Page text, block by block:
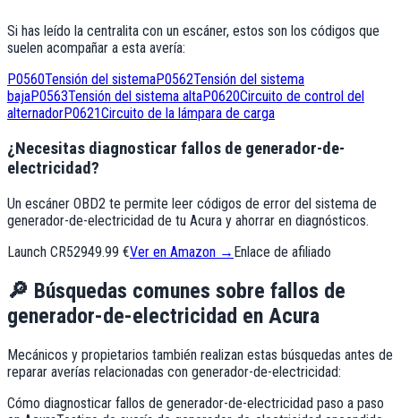
Si has leído la centralita con un escáner, estos son los códigos que
suelen acompañar a esta avería:
P0560Tensión del sistemaP0562Tensión del sistema
bajaP0563Tensión del sistema altaP0620Circuito de control del
alternadorP0621Circuito de la lámpara de carga
¿Necesitas diagnosticar fallos de generador-de-
electricidad?
Un escáner OBD2 te permite leer códigos de error del sistema de
generador-de-electricidad de tu Acura y ahorrar en diagnósticos.
Launch CR52949.99 €Ver en Amazon → Enlace de afiliado
🔎 Búsquedas comunes sobre fallos de
generador-de-electricidad en Acura
Mecánicos y propietarios también realizan estas búsquedas antes de
reparar averías relacionadas con generador-de-electricidad:
Cómo diagnosticar fallos de generador-de-electricidad paso a paso